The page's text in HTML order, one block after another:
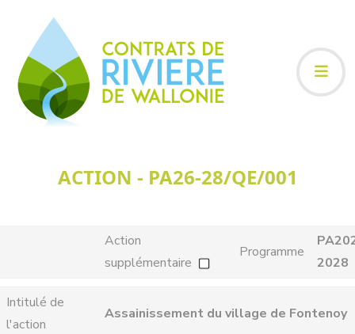
ACTION - PA26-28/QE/001
Action
supplémentaire
Programme
2028
Intitulé de
l'action
Assainissement du village de Fontenoy